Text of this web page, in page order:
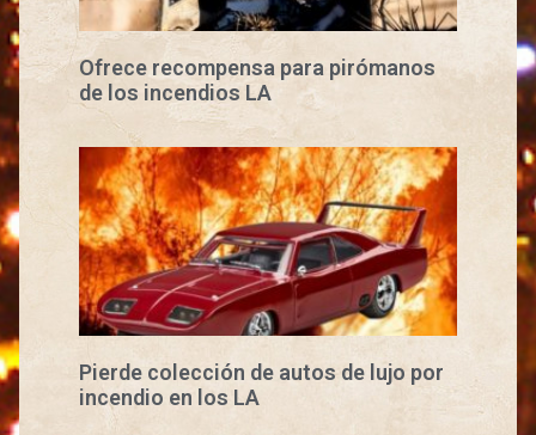
Ofrece recompensa para pirómanos
de los incendios LA
Pierde colección de autos de lujo por
incendio en los LA